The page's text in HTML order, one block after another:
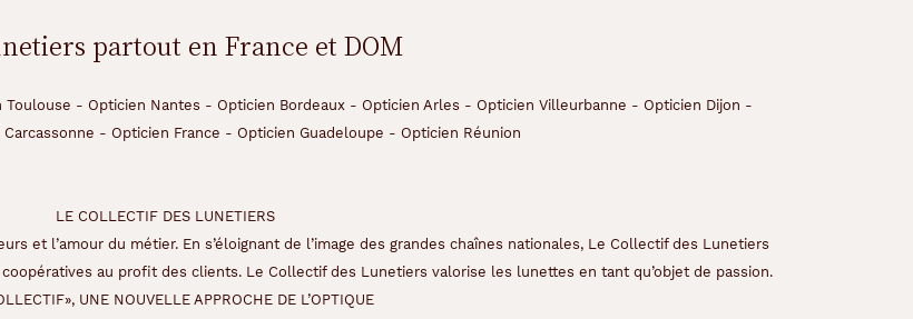
partout en France et DOM
Toulouse - Opticien Nantes - Opticien Bordeaux - Opticien Arles - Opticien Villeurbanne - Opticien Dijon -
- Opticien France - Opticien Guadeloupe - Opticien Réunion
LE COLLECTIF DES LUNETIERS
et l’amour du métier. En s’éloignant de l’image des grandes chaînes nationales, Le Collectif des Lunetiers
au profit des clients. Le Collectif des Lunetiers valorise les lunettes en tant qu’objet de passion.
UNE NOUVELLE APPROCHE DE L’OPTIQUE